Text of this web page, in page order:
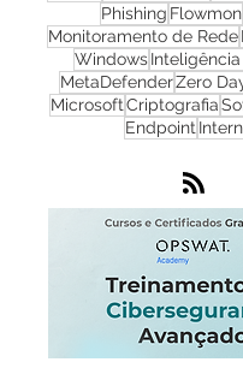
CibersegurançaCloudZero
NGFWInfraestrutura
PhishingFlowmon
Monitoramento de Rede
Windows
MetaDefenderZero
Endpoint